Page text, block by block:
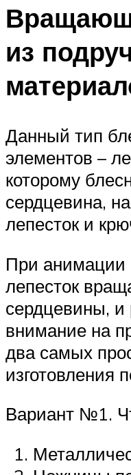
из
Данный тип
элементов –
которому
сердцевина,
лепесток и
При анимации
лепесток
сердцевины,
внимание на
два самых
изготовления
Вариант №1.